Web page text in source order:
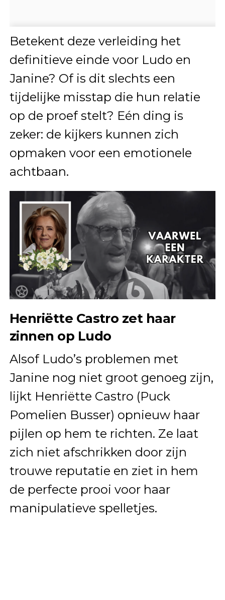
Betekent deze verleiding het
definitieve einde voor Ludo en
Janine? Of is dit slechts een
tijdelijke misstap die hun relatie
op de proef stelt? Eén ding is
zeker: de kijkers kunnen zich
opmaken voor een emotionele
achtbaan.
Henriëtte Castro zet haar
zinnen op Ludo
Alsof Ludo’s problemen met
Janine nog niet groot genoeg zijn,
lijkt Henriëtte Castro (Puck
Pomelien Busser) opnieuw haar
pijlen op hem te richten. Ze laat
zich niet afschrikken door zijn
trouwe reputatie en ziet in hem
de perfecte prooi voor haar
manipulatieve spelletjes.